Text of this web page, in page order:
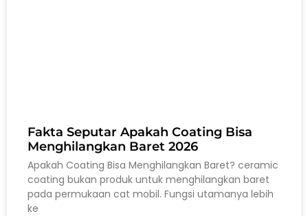
Fakta Seputar Apakah Coating Bisa
Menghilangkan Baret 2026
Apakah Coating Bisa Menghilangkan Baret? ceramic
coating bukan produk untuk menghilangkan baret
pada permukaan cat mobil. Fungsi utamanya lebih
ke